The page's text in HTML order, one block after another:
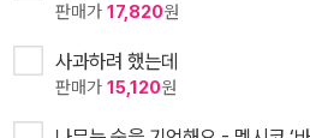
판매가 17,820원
사과하려 했는데
판매가 15,120원